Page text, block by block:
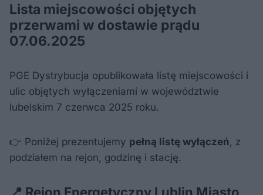
Lista miejscowości objętych
przerwami w dostawie prądu
07.06.2025
PGE Dystrybucja opublikowała listę miejscowości i
ulic objętych wyłączeniami w województwie
lubelskim 7 czerwca 2025 roku.
👉 Poniżej prezentujemy pełną listę wyłączeń , z
podziałem na rejon, godzinę i stację.
📍 Rejon Energetyczny Lublin Miasto